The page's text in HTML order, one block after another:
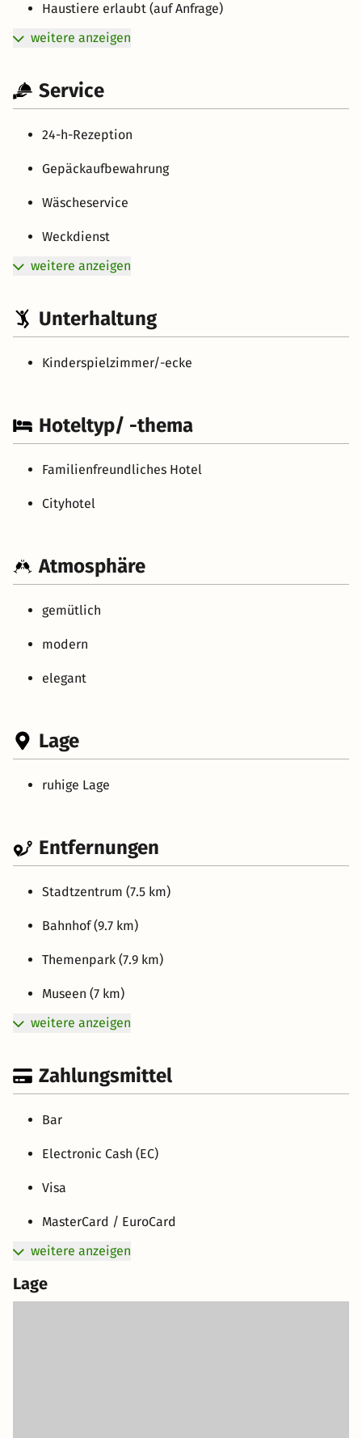
Haustiere erlaubt (auf Anfrage)
weitere anzeigen
Service
24-h-Rezeption
Gepäckaufbewahrung
Wäscheservice
Weckdienst
weitere anzeigen
Unterhaltung
Kinderspielzimmer/-ecke
Hoteltyp/ -thema
Familienfreundliches Hotel
Cityhotel
Atmosphäre
gemütlich
modern
elegant
Lage
ruhige Lage
Entfernungen
Stadtzentrum (7.5 km)
Bahnhof (9.7 km)
Themenpark (7.9 km)
Museen (7 km)
weitere anzeigen
Zahlungsmittel
Bar
Electronic Cash (EC)
Visa
MasterCard / EuroCard
weitere anzeigen
Lage